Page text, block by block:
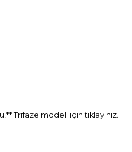
Trifaze modeli içintıklayınız.